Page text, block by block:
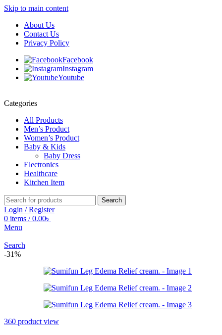
Skip to main content
About Us
Contact Us
Privacy Policy
Facebook
Instagram
Youtube
Categories
All Products
Men’s Product
Women’s Product
Baby & Kids
Baby Dress
Electronics
Healthcare
Kitchen Item
Search
Login / Register
0 items / 0.00৳
Menu
Search
-31%
360 product view